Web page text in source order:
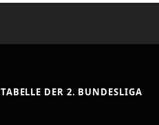
TABELLE DER 2. BUNDESLIGA